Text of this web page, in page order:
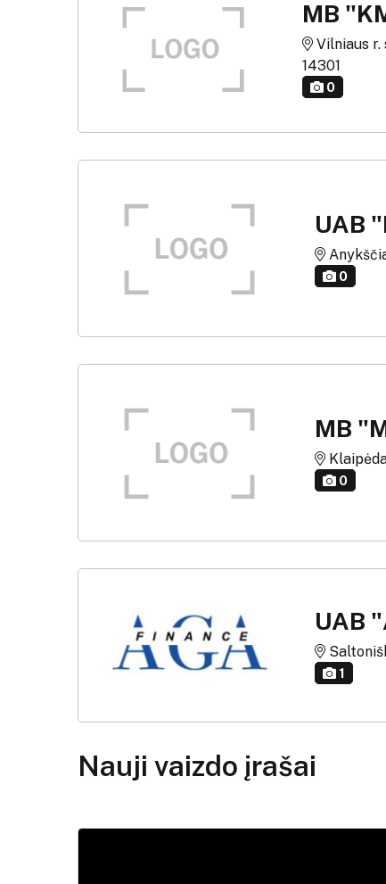
MB
Vilniaus r.
14301
0
UAB
0
MB
0
UAB
1
Nauji vaizdo įrašai